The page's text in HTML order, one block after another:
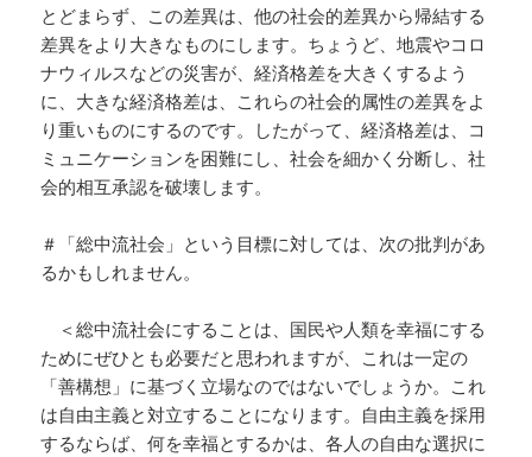
とどまらず、この差異は、他の社会的差異から帰結する
差異をより大きなものにします。ちょうど、地震やコロ
ナウィルスなどの災害が、経済格差を大きくするよう
に、大きな経済格差は、これらの社会的属性の差異をよ
り重いものにするのです。したがって、経済格差は、コ
ミュニケーションを困難にし、社会を細かく分断し、社
会的相互承認を破壊します。
＃「総中流社会」という目標に対しては、次の批判があ
るかもしれません。
＜総中流社会にすることは、国民や人類を幸福にする
ためにぜひとも必要だと思われますが、これは一定の
「善構想」に基づく立場なのではないでしょうか。これ
は自由主義と対立することになります。自由主義を採用
するならば、何を幸福とするかは、各人の自由な選択に